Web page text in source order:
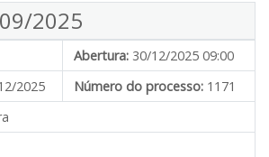
2025
Abertura: 30/12/2025 09:00
2025 Número do processo: 1171